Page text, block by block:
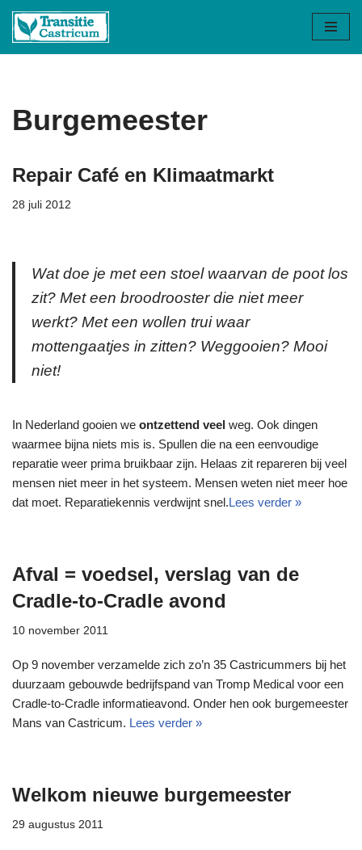
Ga
Burgemeester
Repair Café en Klimaatmarkt
28 juli 2012
Wat doe je met een stoel waarvan de poot los
zit? Met een broodrooster die niet meer
werkt? Met een wollen trui waar
mottengaatjes in zitten? Weggooien? Mooi
niet!
In Nederland gooien we ontzettend veel weg. Ook dingen
waarmee bijna niets mis is. Spullen die na een eenvoudige
reparatie weer prima bruikbaar zijn. Helaas zit repareren bij veel
mensen niet meer in het systeem. Mensen weten niet meer hoe
dat moet. Reparatiekennis verdwijnt snel.Lees verder »
Afval = voedsel, verslag van de
Cradle-to-Cradle avond
10 november 2011
Op 9 november verzamelde zich zo’n 35 Castricummers bij het
duurzaam gebouwde bedrijfspand van Tromp Medical voor een
Cradle-to-Cradle informatieavond. Onder hen ook burgemeester
Mans van Castricum. Lees verder »
Welkom nieuwe burgemeester
29 augustus 2011